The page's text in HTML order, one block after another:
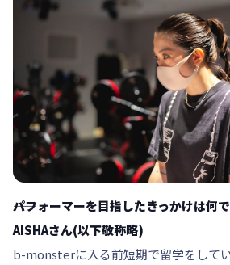
――パフォーマーを目指したきっかけは何
AISHAさん(以下敬称略)
b-monsterに入る前短期で留学をして